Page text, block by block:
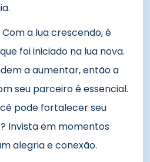
Com a lua crescendo, é
foi iniciado na lua nova.
a aumentar, então a
seu parceiro é essencial.
pode fortalecer seu
Invista em momentos
alegria e conexão.